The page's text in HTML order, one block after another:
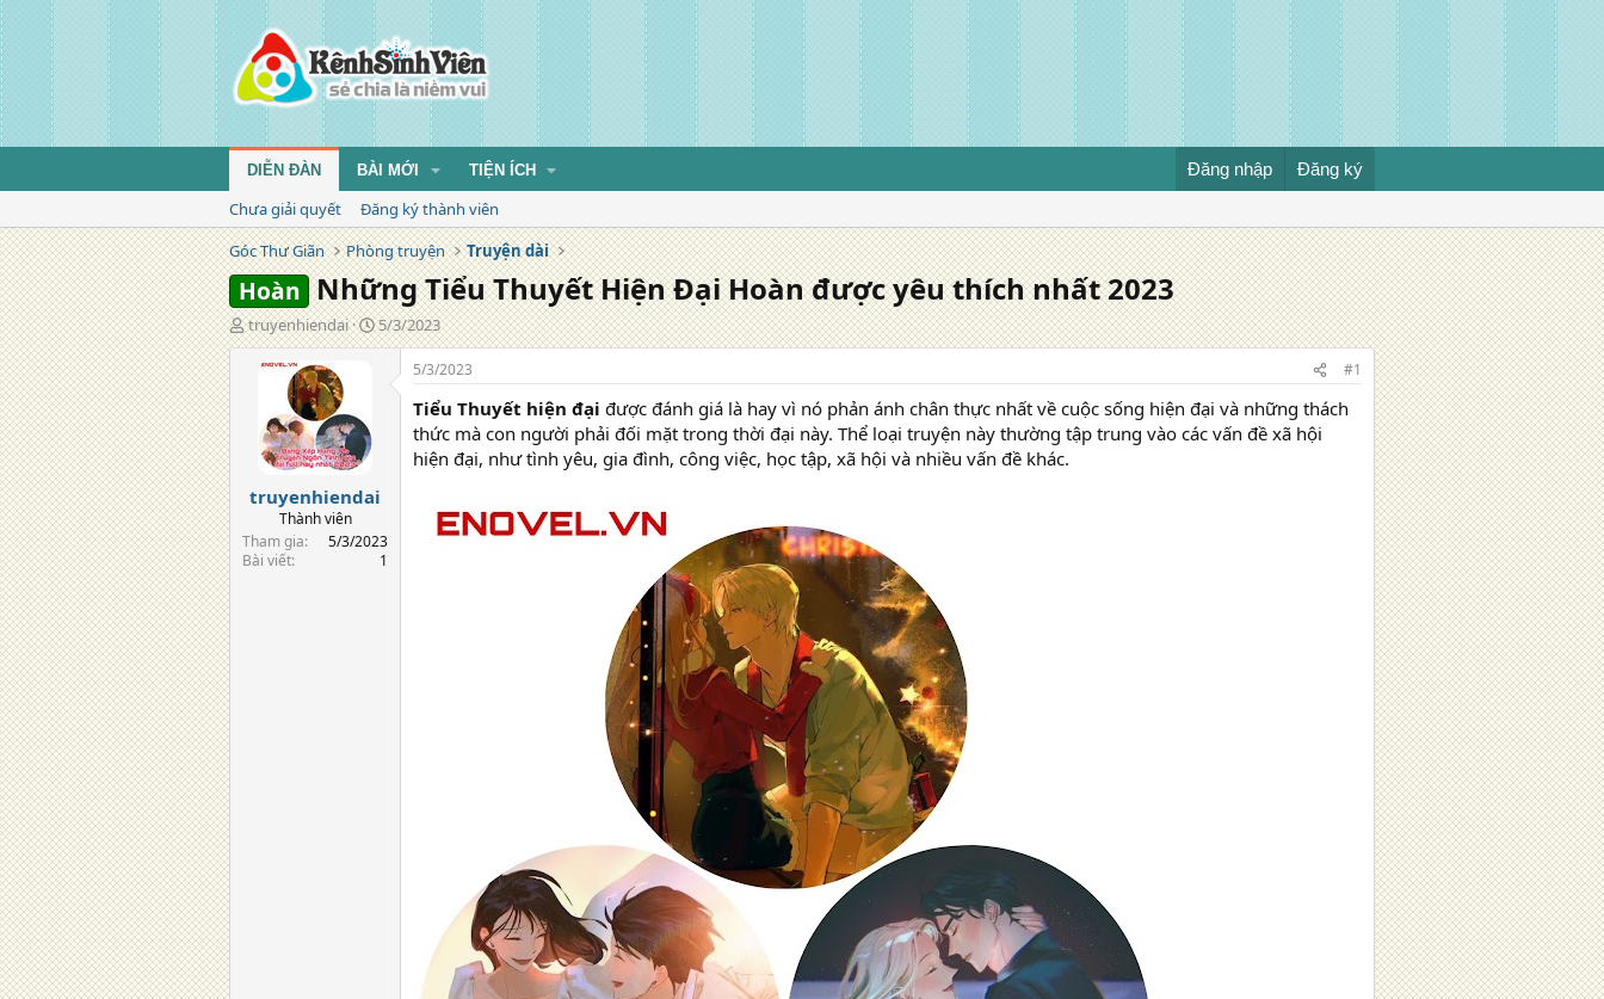
DIỄN ĐÀN BÀI MỚI TIỆN ÍCH Đăng nhập Đăng ký
Chưa giải quyết
Đăng ký thành viên
Góc Thư Giãn
Phòng truyện Truyện dài
Hoàn Những Tiểu Thuyết Hiện Đại Hoàn được yêu thích nhất 2023
T
á
truyenhiendai
N
g
5/3/2023
truyenhiendai
Thành viên
Tham gia
5/3/2023
Bài viết
1
5/3/2023 #1
Tiểu Thuyết hiện đại được đánh giá là hay vì nó phản ánh chân thực nhất về cuộc sống hiện đại và những thách
thức mà con người phải đối mặt trong thời đại này. Thể loại truyện này thường tập trung vào các vấn đề xã hội
hiện đại, như tình yêu, gia đình, công việc, học tập, xã hội và nhiều vấn đề khác.